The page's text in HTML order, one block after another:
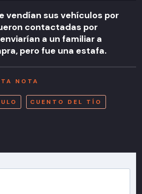
vendían sus vehículos por
contactadas por
a un familiar a
pero fue una estafa.
NOTA
CUENTO DEL TÍO